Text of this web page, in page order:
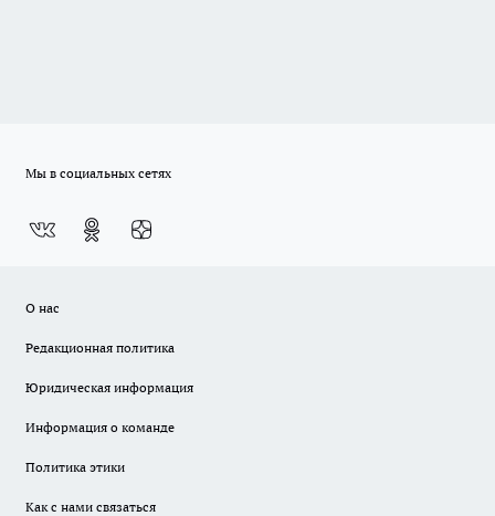
Мы в социальных сетях
О нас
Редакционная политика
Юридическая информация
Информация о команде
Политика этики
Как с нами связаться